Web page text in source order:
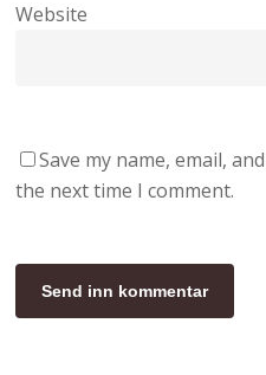
Website
Save my name, email,
the next time I comment.